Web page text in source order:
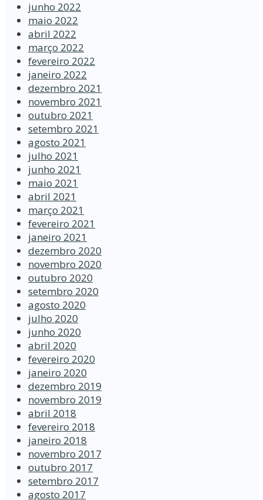
junho 2022
maio 2022
abril 2022
março 2022
fevereiro 2022
janeiro 2022
dezembro 2021
novembro 2021
outubro 2021
setembro 2021
agosto 2021
julho 2021
junho 2021
maio 2021
abril 2021
março 2021
fevereiro 2021
janeiro 2021
dezembro 2020
novembro 2020
outubro 2020
setembro 2020
agosto 2020
julho 2020
junho 2020
abril 2020
fevereiro 2020
janeiro 2020
dezembro 2019
novembro 2019
abril 2018
fevereiro 2018
janeiro 2018
novembro 2017
outubro 2017
setembro 2017
agosto 2017